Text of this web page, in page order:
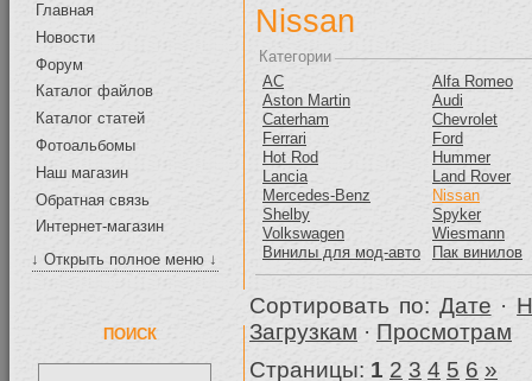
Главная
Новости
Форум
Каталог файлов
Каталог статей
Фотоальбомы
Наш магазин
Обратная связь
Интернет-магазин
↓ Открыть полное меню ↓
ПОИСК
Nissan
Категории
AC
Alfa Romeo
Aston Martin
Audi
Caterham
Chevrolet
Ferrari
Ford
Hot Rod
Hummer
Lancia
Land Rover
Mercedes-Benz
Nissan
Shelby
Spyker
Volkswagen
Wiesmann
Винилы для мод-авто
Пак винилов
Сортировать по: Дате ·
Загрузкам · Просмотрам
Страницы: 1 2 3 4 5 6 »